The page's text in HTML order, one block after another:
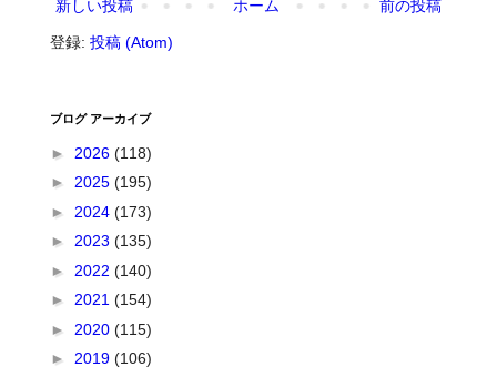
新しい投稿 前の投稿
ホーム
登録:投稿 (Atom)
ブログ アーカイブ
► 2026(118)
►2025(195)
► 2024(173)
►2023(135)
► 2022(140)
►2021(154)
► 2020(115)
►2019(106)